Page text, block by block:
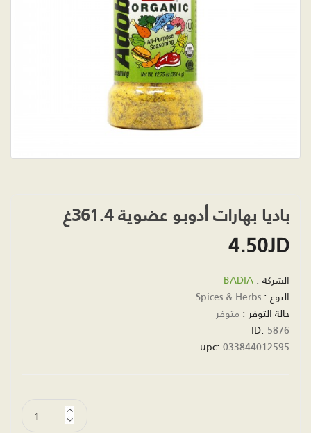
باديا بهارات أدوبو عضوية 361.4غ
4.50JD
الشركة :BADIA
النوع :Spices & Herbs
حالة التوفر :متوفر
ID: 5876
upc: 033844012595